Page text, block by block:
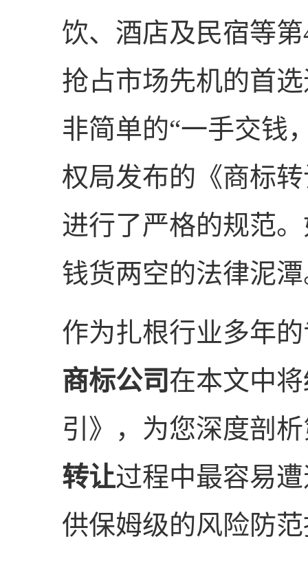
饮、酒店及民宿等
抢占市场先机的首
非简单的“一手交钱
权局发布的《商标
进行了严格的规范
钱货两空的法律泥
作为扎根行业多年
商标公司在本文中
引》，为您深度剖
转让过程中最容易
供保姆级的风险防